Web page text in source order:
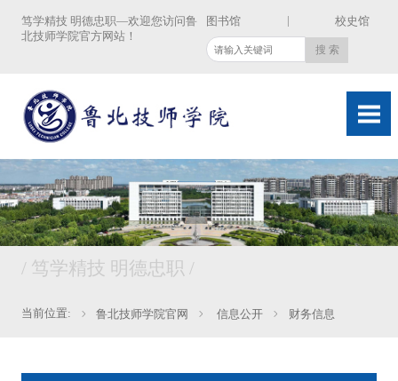
笃学精技 明德忠职—欢迎您访问鲁
北技师学院官方网站！
图书馆 | 校史馆
/ 笃学精技 明德忠职 /
当前位置: 鲁北技师学院官网 信息公开 财务信息